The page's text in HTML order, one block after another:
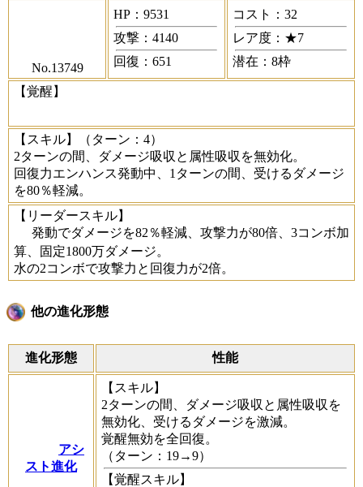
No.13749
HP：9531
攻撃：4140
回復：651
コスト：32
レア度：★7
潜在：8枠
【覚醒】
【スキル】
（ターン：4）
2ターンの間、ダメージ吸収と属性吸収を無効化。
回復力エンハンス発動中、1ターンの間、受けるダメージ
を80％軽減。
【リーダースキル】
発動でダメージを82％軽減、攻撃力が80倍、3コンボ加
算、固定1800万ダメージ。
水の2コンボで攻撃力と回復力が2倍。
他の進化形態
進化形態 性能
アシ
スト進化
【スキル】
2ターンの間、ダメージ吸収と属性吸収を
無効化、受けるダメージを激減。
覚醒無効を全回復。
（ターン：19→9）
【覚醒スキル】